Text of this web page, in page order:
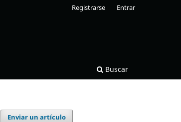
Buscar
Registrarse Entrar
Enviar un artículo